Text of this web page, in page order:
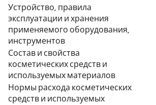
Устройство, правила
эксплуатации и хранения
применяемого оборудования,
инструментов
Состав и свойства
косметических средств и
используемых материалов
Нормы расхода косметических
средств и используемых